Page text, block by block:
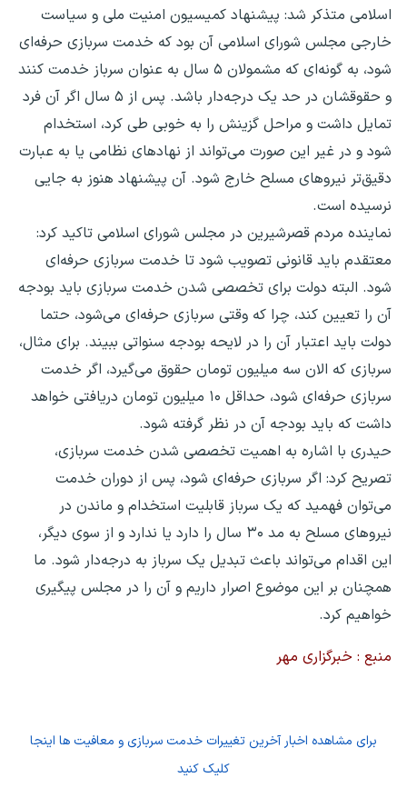
اسلامی متذکر شد: پیشنهاد کمیسیون امنیت ملی و سیاست
خارجی مجلس شورای اسلامی آن بود که خدمت سربازی حرفه‌ای
شود، به گونه‌ای که مشمولان ۵ سال به عنوان سرباز خدمت کنند
و حقوقشان در حد یک درجه‌دار باشد. پس از ۵ سال اگر آن فرد
تمایل داشت و مراحل گزینش را به خوبی طی کرد، استخدام
شود و در غیر این صورت می‌تواند از نهادهای نظامی یا به عبارت
دقیق‌تر نیروهای مسلح خارج شود. آن پیشنهاد هنوز به جایی
نرسیده است.
نماینده مردم قصرشیرین در مجلس شورای اسلامی تاکید کرد:
معتقدم باید قانونی تصویب شود تا خدمت سربازی حرفه‌ای
شود. البته دولت برای تخصصی شدن خدمت سربازی باید بودجه
آن را تعیین کند، چرا که وقتی سربازی حرفه‌ای می‌شود، حتما
دولت باید اعتبار آن را در لایحه بودجه سنواتی ببیند. برای مثال،
سربازی که الان سه میلیون تومان حقوق می‌گیرد، اگر خدمت
سربازی حرفه‌ای شود، حداقل ۱۰ میلیون تومان دریافتی خواهد
داشت که باید بودجه آن در نظر گرفته شود.
حیدری با اشاره به اهمیت تخصصی شدن خدمت سربازی،
تصریح کرد: اگر سربازی حرفه‌ای شود، پس از دوران خدمت
می‌توان فهمید که یک سرباز قابلیت استخدام و ماندن در
نیروهای مسلح به مد ۳۰ سال را دارد یا ندارد و از سوی دیگر،
این اقدام می‌تواند باعث تبدیل یک سرباز به درجه‌دار شود. ما
همچنان بر این موضوع اصرار داریم و آن را در مجلس پیگیری
خواهیم کرد.
منبع : خبرگزاری مهر
برای مشاهده اخبار آخرین تغییرات خدمت سربازی و معافیت ها اینجا
کلیک کنید